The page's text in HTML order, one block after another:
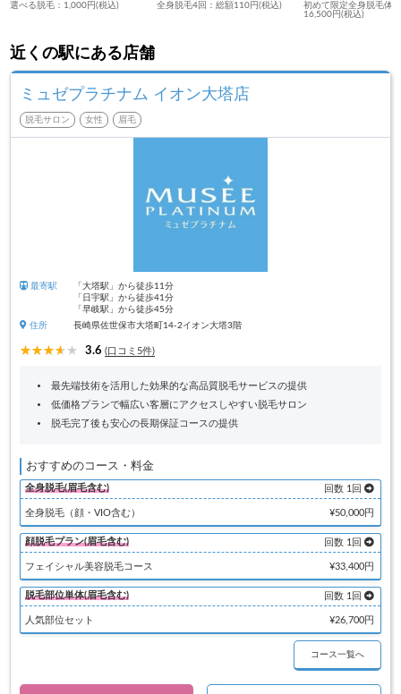
選べる脱毛：1,000円(税込) 全身脱毛4回：総額110円(税込)
初めて限定全身脱毛体
16,500円(税込)
近くの駅にある店舗
ミュゼプラチナム イオン大塔店
脱毛サロン 女性 眉毛
最寄駅
「大塔駅」から徒歩11分
「日宇駅」から徒歩41分
「早岐駅」から徒歩45分
住所
長崎県佐世保市大塔町14-2イオン大塔3階
3.6 (口コミ5件)
最先端技術を活用した効果的な高品質脱毛サービスの提供
低価格プランで幅広い客層にアクセスしやすい脱毛サロン
脱毛完了後も安心の長期保証コースの提供
おすすめのコース・料金
全身脱毛(眉毛含む) 回数 1回
全身脱毛（顔・VIO含む） ¥50,000円
顔脱毛プラン(眉毛含む) 回数 1回
フェイシャル美容脱毛コース ¥33,400円
脱毛部位単体(眉毛含む) 回数 1回
人気部位セット ¥26,700円
コース一覧へ